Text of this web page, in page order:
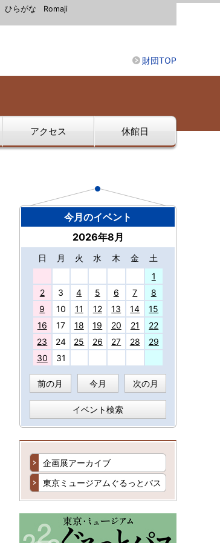
ひらがな Romaji
財団TOP
アクセス 休館日
今月のイベント
2026年8月
日 月 火 水 木 金
土
1
2
3 4 5 6 7
8
9
10 11 12 13 14
15
16
17 18 19 20 21
22
23
24 25 26 27 28
29
30
31
前の月 今月 次の月
イベント検索
企画展アーカイブ
東京ミュージアムぐるっとバス